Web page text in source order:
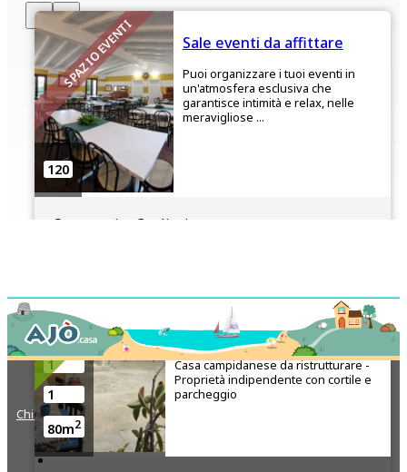
SPAZIO EVENTI
120
Sale eventi da affittare
Puoi organizzare i tuoi eventi in
un'atmosfera esclusiva che
garantisce intimità e relax, nelle
meravigliose ...
Quartucciu, Cagliari
IN VENDITA
2
1
1
80m2
Casa campidanese da
ristrutturare
SELARGIUS CENTRO STORICO |
Casa campidanese da ristrutturare -
Proprietà indipendente con cortile e
parcheggio
Chi SiamoContatto Lavora con noi